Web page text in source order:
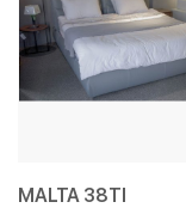
MALTA 38TI